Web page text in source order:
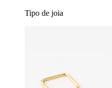
Tipo de joia